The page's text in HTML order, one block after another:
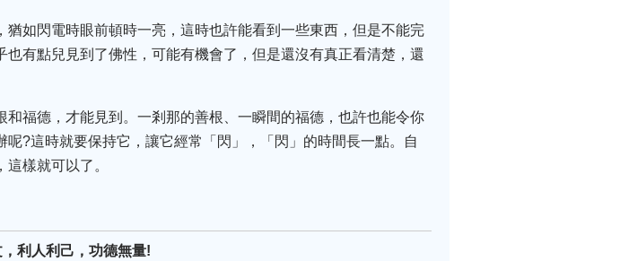
如閃電時眼前頓時一亮，這時也許能看到一些東西，但是不能完
有點兒見到了佛性，可能有機會了，但是還沒有真正看清楚，還
福德，才能見到。一剎那的善根、一瞬間的福德，也許也能令你
?這時就要保持它，讓它經常「閃」，「閃」的時間長一點。自
樣就可以了。
利人利己，功德無量!